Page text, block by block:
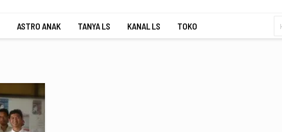
ASTRO ANAK TANYA LS KANAL LS TOKO